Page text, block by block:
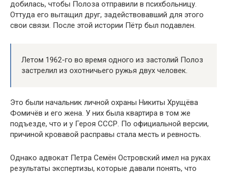
добилась, чтобы Полоза отправили в психбольницу.
Оттуда его вытащил друг, задействовавший для этого
свои связи. После этой истории Пётр был подавлен.
Летом 1962-го во время одного из застолий Полоз
застрелил из охотничьего ружья двух человек.
Это были начальник личной охраны Никиты Хрущёва
Фомичёв и его жена. У них была квартира в том же
подъезде, что и у Героя СССР. По официальной версии,
причиной кровавой расправы стала месть и ревность.
Однако адвокат Петра Семён Островский имел на руках
результаты экспертизы, которые давали понять, что